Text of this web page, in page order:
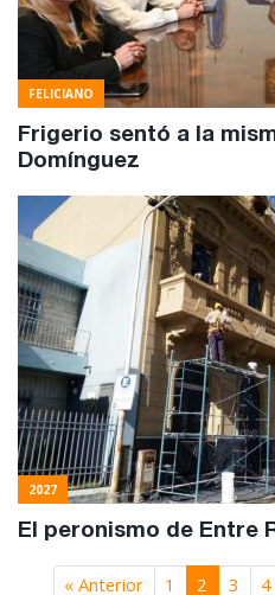
FELICIANO
Frigerio sentó a la
Domínguez
2027
El peronismo de Entre
« Anterior 1 2 3 4